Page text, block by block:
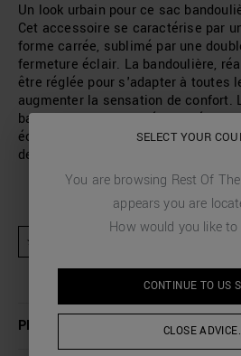
Un look urbain pour ce sac
Cet accessoire se caractérise par
forme carrée, sublimé par une
fermeture éclair. La bandoulière,
être réglée pour s'adapter à toutes
augmenter la sensation de confort.
bandoulière est doublé et doté
éclair pratique. Le logo de la
devant, sur une plaque métallique
★ Produit exclu des activités promotionnelles
PLUS DE DÉTAILS
SELECT YOUR
You are browsing Rest Of
appears you are
How would you like to
CONTINUE TO US
CLOSE ADVICE.